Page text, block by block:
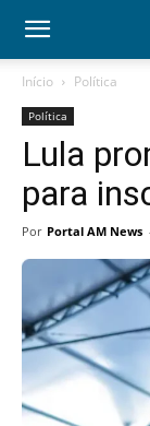
Início Política
Política
Lula
para
Por Portal AM News